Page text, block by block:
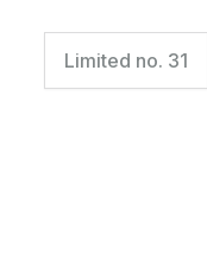
Limited no. 31